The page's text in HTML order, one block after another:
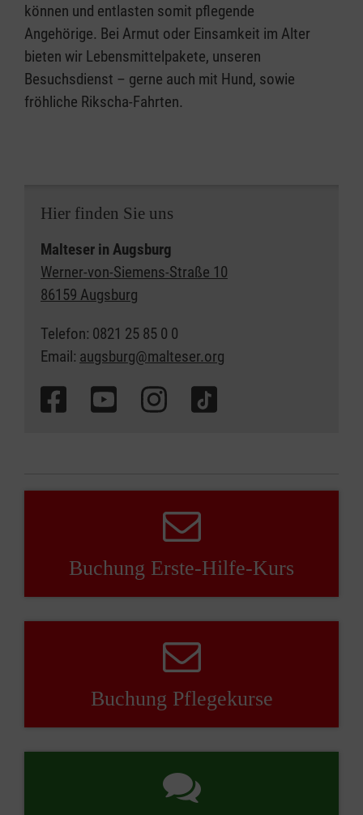
können und entlasten somit pflegende
Angehörige. Bei Armut oder Einsamkeit im Alter
bieten wir Lebensmittelpakete, unseren
Besuchsdienst – gerne auch mit Hund, sowie
fröhliche Rikscha-Fahrten.
Hier finden Sie uns
Malteser in Augsburg
Werner-von-Siemens-Straße 10
86159 Augsburg
Telefon: 0821 25 85 0 0
Email: augsburg@malteser.org
Buchung Erste-Hilfe-Kurs
Buchung Pflegekurse